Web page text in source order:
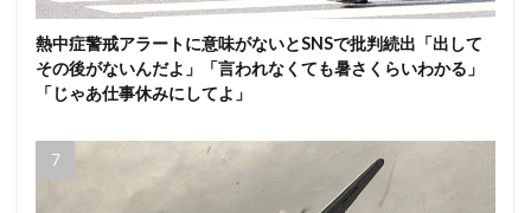
熱中症警戒アラートに意味がないとSNSで批判続出「出して
その後がないんだよ」「言われなくても暑さくらいわかる」
「じゃあ仕事休みにしてよ」